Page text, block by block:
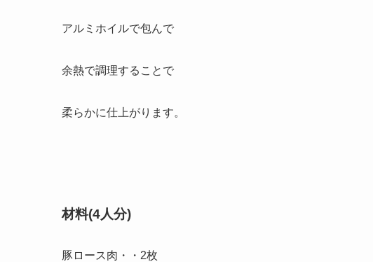
アルミホイルで包んで
余熱で調理することで
柔らかに仕上がります。
材料(4人分)
豚ロース肉・・2枚